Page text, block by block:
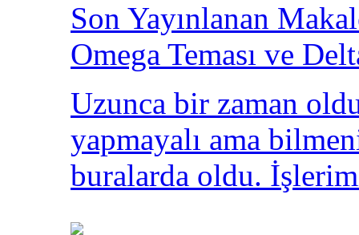
Son Yayınlanan
Omega Teması ve
Uzunca bir zaman
yapmayalı ama
buralarda oldu.